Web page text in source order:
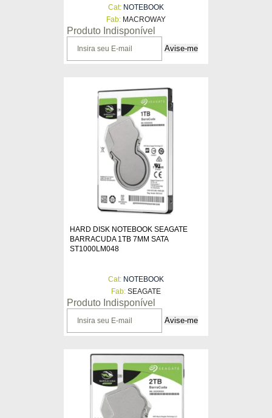
Cat: NOTEBOOK
Fab: MACROWAY
Produto Indisponível
HARD DISK NOTEBOOK SEAGATE
BARRACUDA 1TB 7MM SATA
ST1000LM048
Cat: NOTEBOOK
Fab: SEAGATE
Produto Indisponível